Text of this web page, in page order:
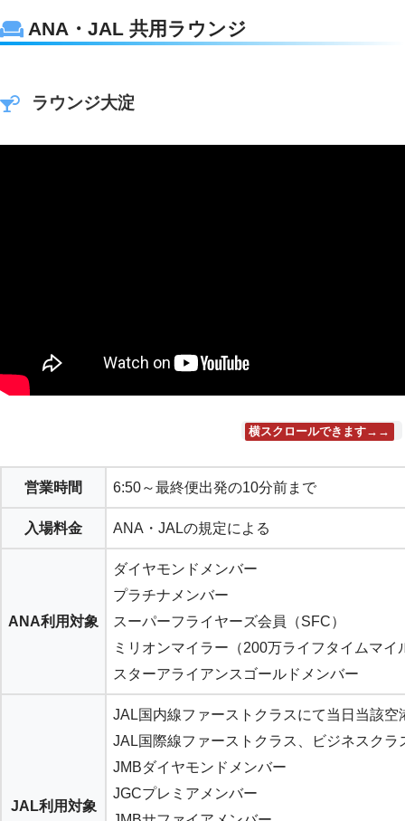
ANA・JAL 共用ラウンジ
ラウンジ大淀
横スクロールできます→→
営業時間 6:50～最終便出発の10分前まで
入場料金 ANA・JALの規定による
ANA利用対象
ダイヤモンドメンバー
プラチナメンバー
スーパーフライヤーズ会員（SFC）
ミリオンマイラー（200万ライフタイムマイ
スターアライアンスゴールドメンバー
JAL利用対象
JAL国内線ファーストクラスにて当日当該
JAL国際線ファーストクラス、ビジネスク
JMBダイヤモンドメンバー
JGCプレミアメンバー